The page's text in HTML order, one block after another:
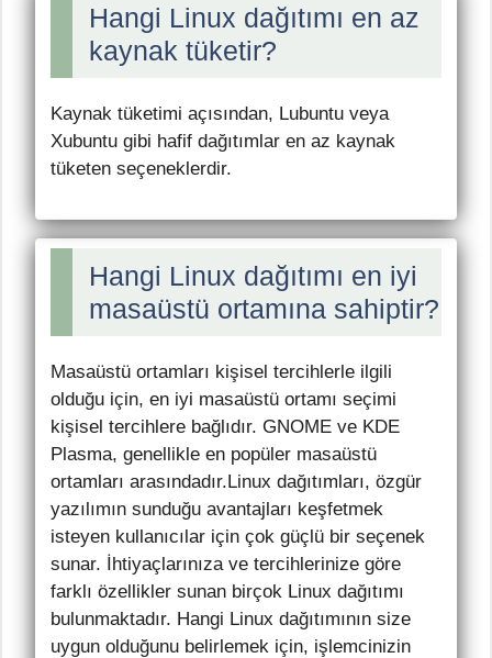
Hangi Linux dağıtımı en az
kaynak tüketir?
Kaynak tüketimi açısından, Lubuntu veya
Xubuntu gibi hafif dağıtımlar en az kaynak
tüketen seçeneklerdir.
Hangi Linux dağıtımı en iyi
masaüstü ortamına sahiptir?
Masaüstü ortamları kişisel tercihlerle ilgili
olduğu için, en iyi masaüstü ortamı seçimi
kişisel tercihlere bağlıdır. GNOME ve KDE
Plasma, genellikle en popüler masaüstü
ortamları arasındadır.Linux dağıtımları, özgür
yazılımın sunduğu avantajları keşfetmek
isteyen kullanıcılar için çok güçlü bir seçenek
sunar. İhtiyaçlarınıza ve tercihlerinize göre
farklı özellikler sunan birçok Linux dağıtımı
bulunmaktadır. Hangi Linux dağıtımının size
uygun olduğunu belirlemek için, işlemcinizin